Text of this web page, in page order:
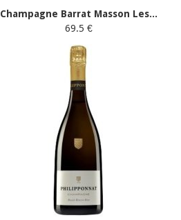
Champagne Barrat Masson Les...
69.5 €